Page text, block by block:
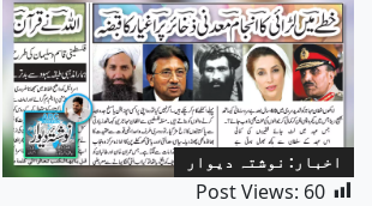
اخبار: نوشتہ دیوار
Post Views: 60